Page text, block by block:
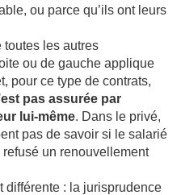
ou parce qu’ils ont leurs
toutes les autres
ou de gauche applique
pour ce type de contrats,
pas assurée par
lui-même. Dans le privé,
pas de savoir si le salarié
un renouvellement
différente : la jurisprudence